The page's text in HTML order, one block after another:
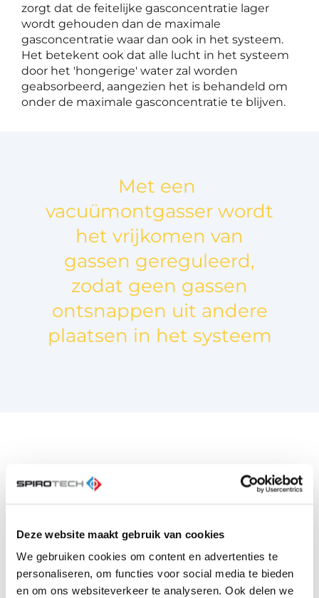
Deze website maakt gebruik van cookies
We gebruiken cookies om content en advertenties te
personaliseren, om functies voor social media te bieden
en om ons websiteverkeer te analyseren. Ook delen we
zorgt dat de feitelijke gasconcentratie lager
wordt gehouden dan de maximale
gasconcentratie waar dan ook in het systeem.
Het betekent ook dat alle lucht in het systeem
door het 'hongerige' water zal worden
geabsorbeerd, aangezien het is behandeld om
onder de maximale gasconcentratie te blijven.
Met een
vacuümontgasser wordt
het vrijkomen van
gassen gereguleerd,
zodat geen gassen
ontsnappen uit andere
plaatsen in het systeem
Als we weer naar de grafiek van het systeem
kijken, zien we een laagst gemeten
systeem kan meerdere hoge punten hebben;
dan wordt het onmogelijk te voorspellen wat nu
precies het beste punt is om te ontgassen.